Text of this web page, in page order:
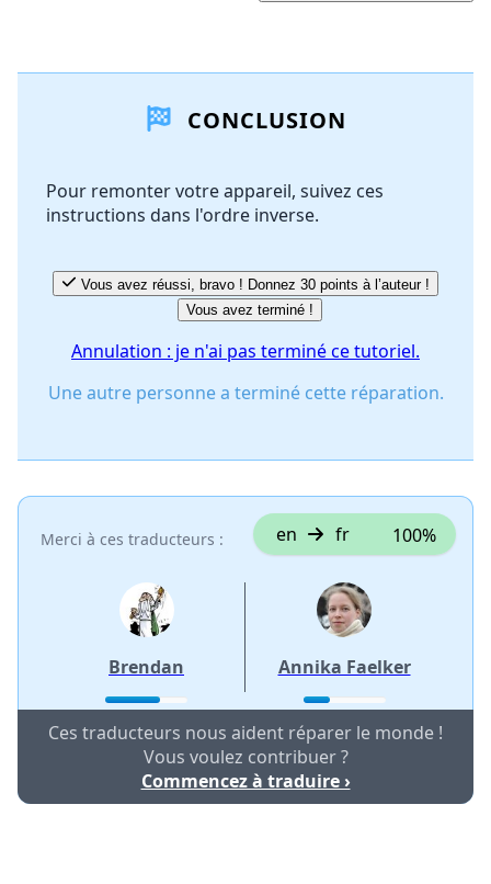
Ajouter un commentaire
Annuler Publier un commentaire
CONCLUSION
Pour remonter votre appareil, suivez ces
instructions dans l'ordre inverse.
Vous avez réussi, bravo ! Donnez 30 points à l’auteur !
Vous avez terminé !
Annulation : je n'ai pas terminé ce tutoriel.
Une autre personne a terminé cette réparation.
Merci à ces traducteurs : en fr 100%
Brendan Annika Faelker
Ces traducteurs nous aident réparer le monde !
Vous voulez contribuer ?
Commencez à traduire ›